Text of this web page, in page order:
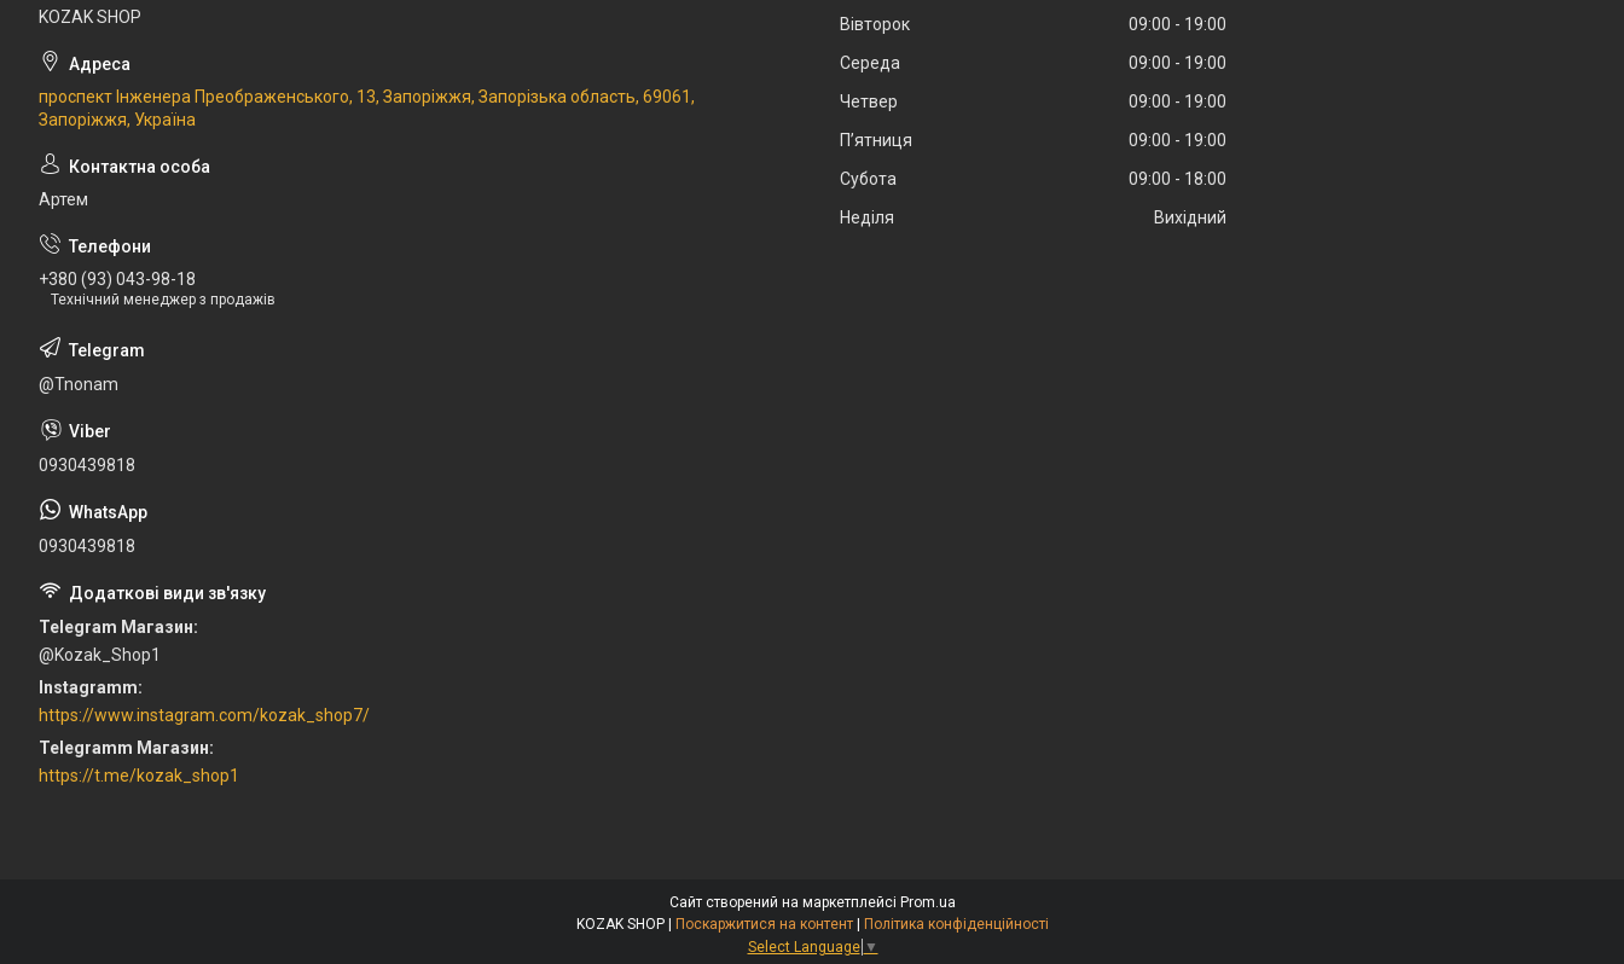
KOZAK SHOP
проспект Інженера Преображенського, 13, Запоріжжя, Запорізька область, 69061,
Запоріжжя, Україна
Артем
+380 (93) 043-98-18
Технічний менеджер з продажів
@Tnonam
0930439818
0930439818
Telegram Магазин
@Kozak_Shop1
Instagramm
https://www.instagram.com/kozak_shop7/
Telegramm Магазин
https://t.me/kozak_shop1
Вівторок
09:00
19:00
Середа
09:00
19:00
Четвер
09:00
19:00
Пʼятниця
09:00
19:00
Субота
09:00
18:00
Неділя
Вихідний
Сайт створений на маркетплейсі Prom.ua
Поскаржитися на контент
Політика конфіденційності
Select Language ▼